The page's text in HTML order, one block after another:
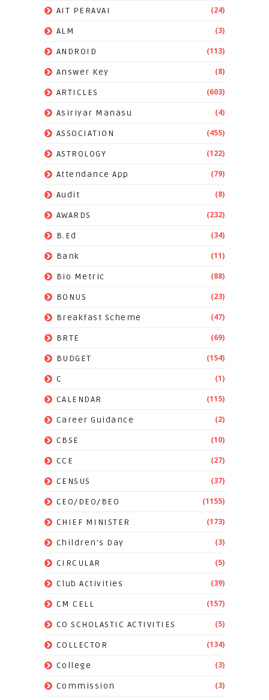
AIT PERAVAI (24)
ALM (3)
ANDROID (113)
Answer Key (8)
ARTICLES (603)
Asiriyar Manasu (4)
ASSOCIATION (455)
ASTROLOGY (122)
Attendance App (79)
Audit (8)
AWARDS (232)
B.Ed (34)
Bank (11)
Bio Metric (88)
BONUS (23)
Breakfast Scheme (47)
BRTE (69)
BUDGET (154)
C (1)
CALENDAR (115)
Career Guidance (2)
CBSE (10)
CCE (27)
CENSUS (37)
CEO/DEO/BEO (1155)
CHIEF MINISTER (173)
Children's Day (3)
CIRCULAR (5)
Club Activities (39)
CM CELL (157)
CO SCHOLASTIC ACTIVITIES (5)
COLLECTOR (134)
College (3)
Commission (3)